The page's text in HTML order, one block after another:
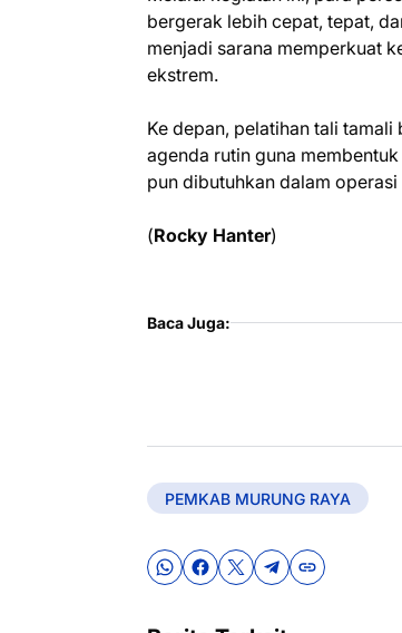
bergerak lebih cepat, tepat,
menjadi sarana memperkuat
ekstrem.
Ke depan, pelatihan tali
agenda rutin guna
pun dibutuhkan dalam
(Rocky Hanter)
Baca Juga:
PEMKAB MURUNG RAYA